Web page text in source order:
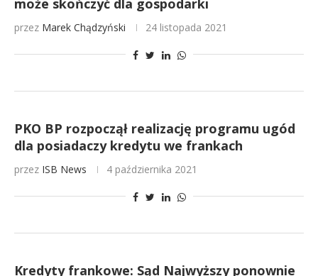
może skończyć dla gospodarki
przez Marek Chądzyński 24 listopada 2021
PKO BP rozpoczął realizację programu ugód
dla posiadaczy kredytu we frankach
przez ISB News 4 października 2021
Kredyty frankowe: Sąd Najwyższy ponownie